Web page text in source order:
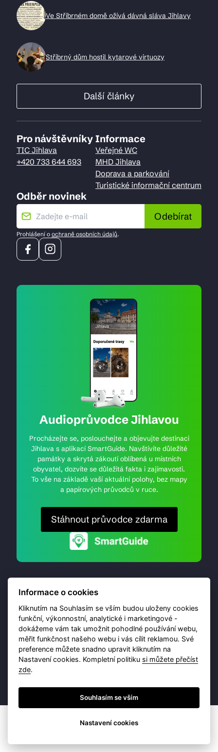
Ve Stříbrném domě ožívá dávná sláva Jihlavy
Stříbrný dům hostil kytarové virtuozy
Další články
Pro návštěvníky
TIC Jihlava
+420 733 644 693
Informace
Veřejné WC
MHD Jihlava
Doprava a parkování
Turistické informační centrum
Odběr novinek
Odebírat
Prohlášení o ochraně osobních údajů.
Audioprůvodce Jihlavou
Procházejte se, poslouchejte a objevujte destinaci
Jihlava s aplikací SmartGuide. Navštívíte důležité
památky a skrytá zákoutí oblíbená u místních
obyvatel, dozvíte se důležitá fakta i zajímavosti.
To vše na základě vaší aktuální polohy, bez mapy
a papírových průvodců v ruce.
Stáhnout průvodce zdarma
© 2026 Destinační portál provozujeBrána Jihlavy,
příspěvková organizace. Všechna práva vyhrazena.
Ochrana osobních údajů
Informace o cookies
Kliknutím na Souhlasím se vším budou uloženy cookies
funkční, výkonnostní, analytické i marketingové -
dokážeme vám tak umožnit pohodlné používání webu,
měřit funkčnost našeho webu i vás cílit reklamou. Své
preference můžete snadno upravit kliknutím na
Nastavení cookies. Kompletní politiku si můžete přečíst
zde.
Souhlasím se vším
Nastavení cookies